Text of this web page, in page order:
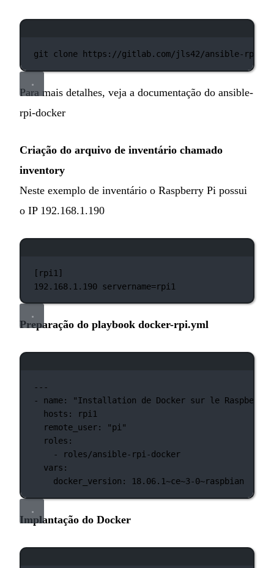
git clone https://gitlab.com/jls42/ansible-rpi-
Para mais detalhes, veja a documentação do ansible-
rpi-docker
Criação do arquivo de inventário chamado
inventory
Neste exemplo de inventário o Raspberry Pi possui
o IP 192.168.1.190
[rpi1]
192.168.1.190 servername=rpi1
Preparação do playbook docker-rpi.yml
---
-
name:
"Installation de Docker sur le Raspberry
hosts:
rpi1
remote_user:
"pi"
roles:
-
roles/ansible-rpi-docker
vars:
docker_version:
18.06.1~ce~3-0~raspbian
Implantação do Docker